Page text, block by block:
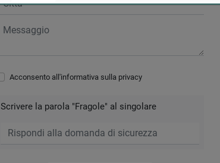
Acconsento all'informativa sulla privacy
Scrivere la parola "Fragole" al singolare